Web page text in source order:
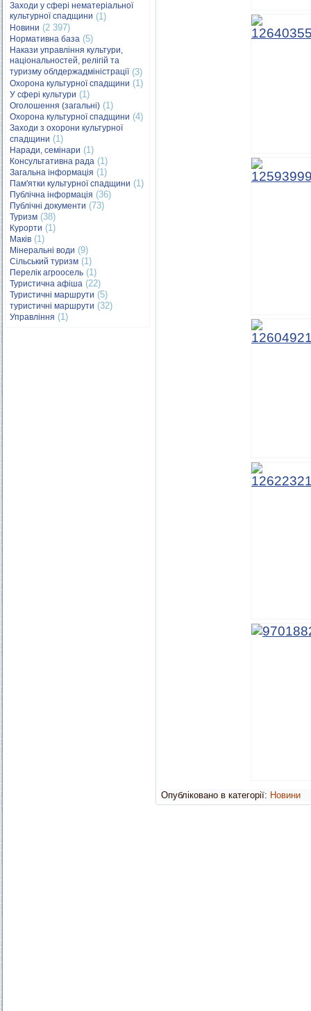
Заходи у сфері нематеріальної
культурної спадщини (1)
Новини (2 397)
Нормативна база (5)
Накази управління культури,
національностей, релігій та
туризму облдержадміністрації(3)
Охорона культурної спадщини (1)
У сфері культури (1)
Оголошення (загальні) (1)
Охорона культурної спадщини (4)
Заходи з охорони культурної
спадщини (1)
Наради, семінари (1)
Консультативна рада (1)
Загальна інформація (1)
Пам'ятки культурної спадщини (1)
Публічна інформація (36)
Публічні документи (73)
Туризм (38)
Курорти (1)
Маків (1)
Мінеральні води (9)
Сільський туризм (1)
Перелік агроосель (1)
Туристична афіша (22)
Туристичні маршрути (5)
туристичні маршрути (32)
Управління (1)
Опубліковано в категорії: Новини